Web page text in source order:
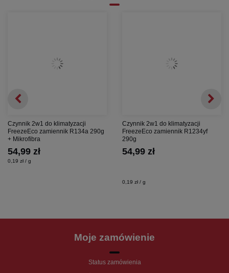
Czynnik 2w1 do klimatyzacji
FreezeEco zamiennik R134a 290g
+ Mikrofibra
54,99 zł
0,19 zł / g
Czynnik 2w1 do klimatyzacji
FreezeEco zamiennik R1234yf
290g
54,99 zł
0,19 zł / g
Moje zamówienie
Status zamówienia